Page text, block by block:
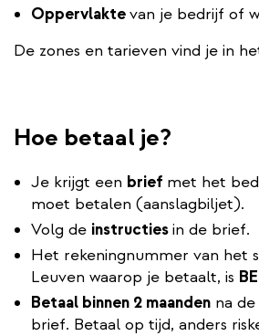
Oppervlaktevan je bedrijf of
De zones en tarieven vind je in
Hoe betaal je?
Je krijgt een brief met het
moet betalen (aanslagbiljet).
Volg de instructiesin de brief.
Het rekeningnummer van het
Leuven waarop je betaalt, is
Betaal binnen 2 maanden na
brief. Betaal op tijd, anders